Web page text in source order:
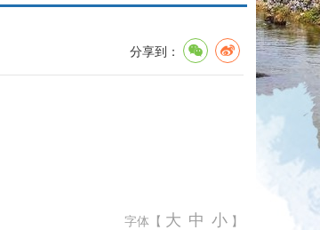
分享到：
字体【 大 中 小 】